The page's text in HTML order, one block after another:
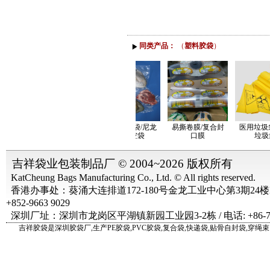
同类产品： （塑料胶袋）
食品真空袋/尼龙
抽真空袋
易撕卷膜/复合封
口膜
医用垃圾
垃圾
吉祥袋业包装制品厂 © 2004~2026 版权所有
KatCheung Bags Manufacturing Co., Ltd. © All rights reserved.
香港办事处：葵涌大连排道172-180号金龙工业中心第3期24
+852-9663 9029
深圳厂址：深圳市龙岗区平湖镇新园工业园3-2栋 / 电话: +86-
吉祥胶袋是深圳胶袋厂,生产PE胶袋,PVC胶袋,复合袋,快递袋,贴骨自封袋,穿绳